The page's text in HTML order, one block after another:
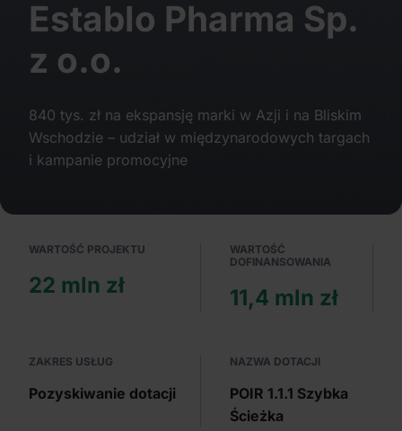
Partnerzy mogą połączyć te informacje z innymi danymi
otrzymanymi od Ciebie lub uzyskanymi podczas
Establo Pharma Sp.
z o.o.
840 tys. zł na ekspansję marki w Azji i na Bliskim
Wschodzie – udział w międzynarodowych targach
i kampanie promocyjne
WARTOŚĆ PROJEKTU
22 mln zł
WARTOŚĆ
DOFINANSOWANIA
11,4 mln zł
ZAKRES USŁUG
Pozyskiwanie dotacji
NAZWA DOTACJI
POIR 1.1.1 Szybka
Ścieżka